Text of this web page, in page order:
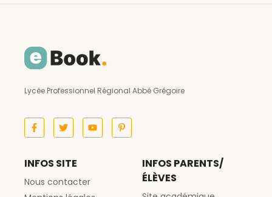
Lycée Professionnel Régional Abbé Grégoire
INFOS SITE
Nous contacter
INFOS PARENTS/
ÉLÈVES